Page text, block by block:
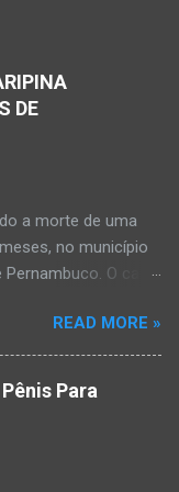
DE
a morte de uma
no município
Pernambuco. O caso
diz que, na segunda-
verificar uma
de vulnerável,
ao local a
READ MORE »
Para